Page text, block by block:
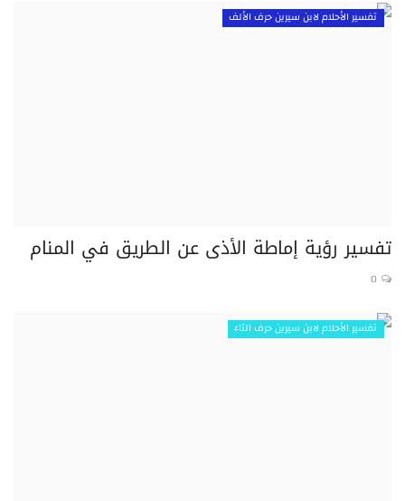
تفسير الأحلام لابن سيرين حرف الألف
تفسير رؤية إماطة الأذى عن الطريق في المنام
0
تفسير الأحلام لابن سيرين حرف التاء